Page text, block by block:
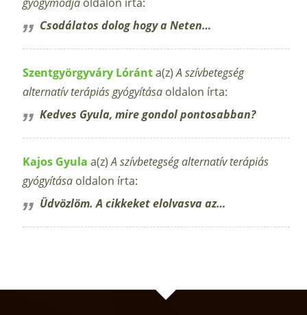
Csodálatos dolog hogy a Neten…
Szentgyörgyváry Lóránta(z)A szívbetegség
alternatív terápiás gyógyítása oldalon írta:
Kedves Gyula, mire gondol pontosabban?
Kajos Gyula a(z)A szívbetegség alternatív terápiás
gyógyítása oldalon írta:
Üdvözlöm. A cikkeket elolvasva az…